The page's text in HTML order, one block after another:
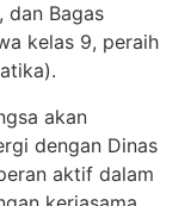
dan Bagas
kelas 9, peraih
akan
dengan Dinas
aktif dalam